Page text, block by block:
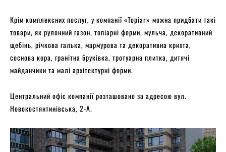
Крім комплексних послуг, у компанії «Topiar» можна придбати такі
товари, як рулонний газон, топіарні форми, мульча, декоративний
щебінь, річкова галька, мармурова та декоративна крихта,
соснова кора, гранітна бруківка, тротуарна плитка, дитячі
майданчики та малі архітектурні форми.
Центральний офіс компанії розташовано за адресою вул.
Новокостянтинівська, 2-А.